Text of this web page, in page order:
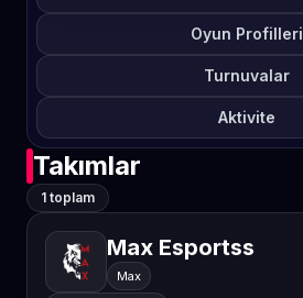
Oyun Profilleri
Turnuvalar
Aktivite
Takımlar
1 toplam
Max Esportss
Max